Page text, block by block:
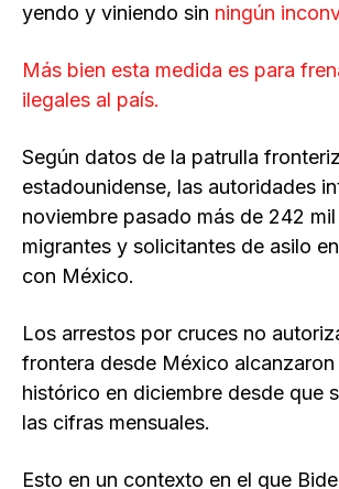
yendo y viniendo sin ningún
Más bien esta medida es para
ilegales al país.
Según datos de la patrulla
estadounidense, las autoridades
noviembre pasado más de 242
migrantes y solicitantes de asilo
con México.
Los arrestos por cruces no
frontera desde México alcanzaron
histórico en diciembre desde que
las cifras mensuales.
Esto en un contexto en el que